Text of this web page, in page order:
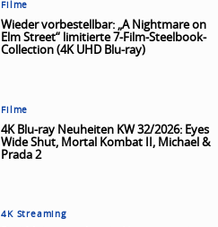
Filme
Wieder vorbestellbar: „A Nightmare on
Elm Street“ limitierte 7-Film-Steelbook-
Collection (4K UHD Blu-ray)
Filme
4K Blu-ray Neuheiten KW 32/2026: Eyes
Wide Shut, Mortal Kombat II, Michael &
Prada 2
4K Streaming